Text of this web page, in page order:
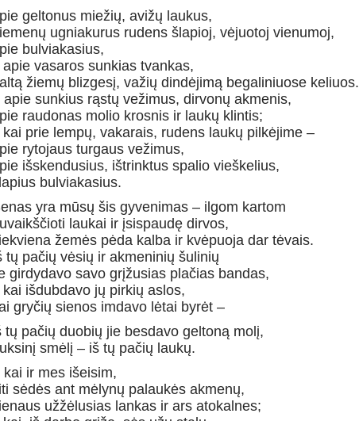
geltonus miežių, avižų laukus,
ugniakurus rudens šlapioj, vėjuotoj vienumoj,
bulviakasius,
apie vasaros sunkias tvankas,
žiemų blizgesį, važių dindėjimą begaliniuose keliuos.
apie sunkius rąstų vežimus, dirvonų akmenis,
raudonas molio krosnis ir laukų klintis;
kai prie lempų, vakarais, rudens laukų pilkėjime –
rytojaus turgaus vežimus,
išskendusius, ištrinktus spalio vieškelius,
bulviakasius.
yra mūsų šis gyvenimas – ilgom kartom
laukai ir įsispaudę dirvos,
žemės pėda kalba ir kvėpuoja dar tėvais.
tų pačių vėsių ir akmeninių šulinių
girdydavo savo grįžusias plačias bandas,
kai išdubdavo jų pirkių aslos,
gryčių sienos imdavo lėtai byrėt –
tų pačių duobių jie besdavo geltoną molį,
smėlį – iš tų pačių laukų.
kai ir mes išeisim,
sėdės ant mėlynų palaukės akmenų,
užžėlusias lankas ir ars atokalnes;